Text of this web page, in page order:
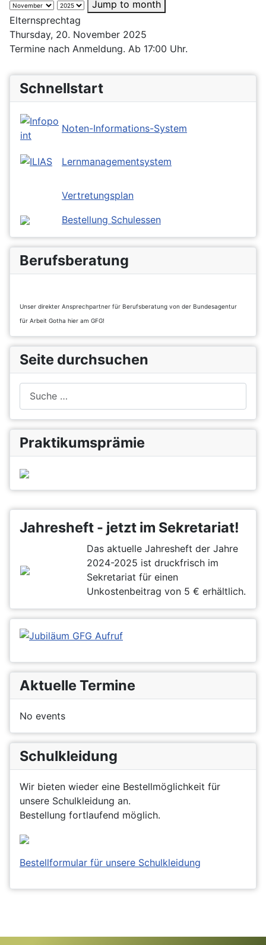
Jahresheft - jetzt im Sekretariat!
Das aktuelle Jahresheft der Jahre
2024-2025 ist druckfrisch im
Sekretariat für einen
Unkostenbeitrag von 5 € erhältlich.
Aktuelle Termine
No events
Schulkleidung
Wir bieten wieder eine Bestellmöglichkeit für
unsere Schulkleidung an.
Bestellung fortlaufend möglich.
Bestellformular für unsere Schulkleidung
Jump to month
Elternsprechtag
Thursday, 20. November 2025
Termine nach Anmeldung. Ab 17:00 Uhr.
Schnellstart
Noten-Informations-System
Lernmanagementsystem
Vertretungsplan
Bestellung Schulessen
Berufsberatung
Unser direkter Ansprechpartner für Berufsberatung von der Bundesagentur
für Arbeit Gotha hier am GFG!
Seite durchsuchen
Praktikumsprämie